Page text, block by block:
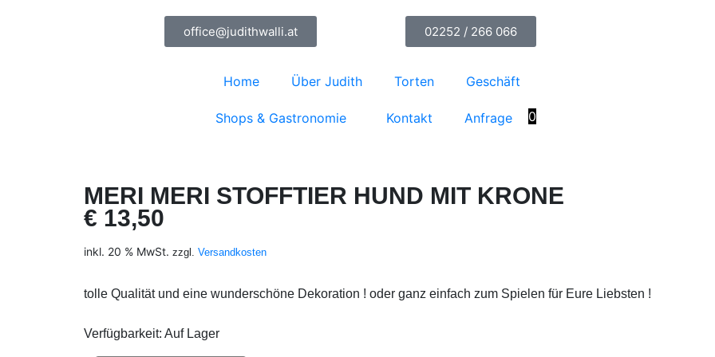
office@judithwalli.at 02252 / 266 066
Home Über Judith Torten Geschäft
Shops & Gastronomie Kontakt Anfrage 0
MERI MERI STOFFTIER HUND MIT KRONE
€ 13,50
inkl. 20 % MwSt. zzgl. Versandkosten
tolle Qualität und eine wunderschöne Dekoration ! oder ganz einfach zum Spielen für Eure Liebsten !
Verfügbarkeit: Auf Lager